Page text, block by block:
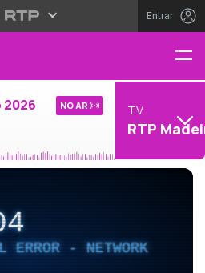
Entrar
2026 NO AR TV
RTP
ERROR - NETWORK